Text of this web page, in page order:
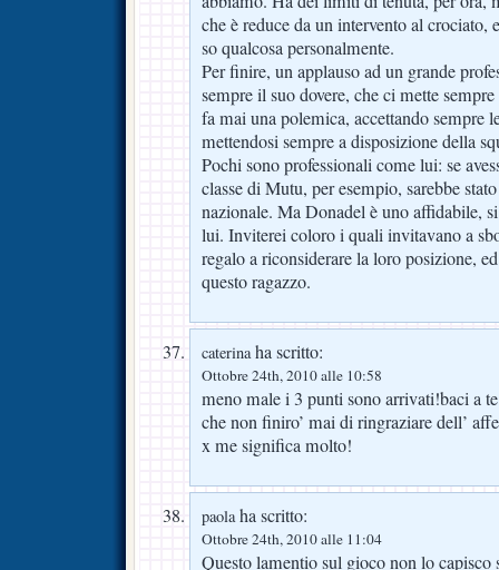
che è reduce da un intervento al crociato,
so qualcosa personalmente.
Per finire, un applauso ad un grande
sempre il suo dovere, che ci mette
fa mai una polemica, accettando sempre
mettendosi sempre a disposizione della
Pochi sono professionali come lui: se
classe di Mutu, per esempio, sarebbe
nazionale. Ma Donadel è uno affidabile,
lui. Inviterei coloro i quali invitavano a
regalo a riconsiderare la loro posizione,
questo ragazzo.
caterinaha scritto:
Ottobre 24th, 2010 alle 10:58
meno male i 3 punti sono arrivati!baci a
che non finiro’ mai di ringraziare dell’
x me significa molto!
paolaha scritto:
Ottobre 24th, 2010 alle 11:04
Questo lamentio sul gioco non lo